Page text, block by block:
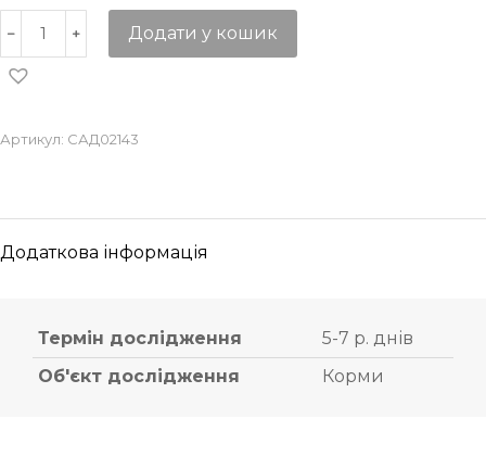
Додати у кошик
Артикул: САД02143
Додаткова інформація
Термін дослідження
5-7 р. днів
Об'єкт дослідження
Корми